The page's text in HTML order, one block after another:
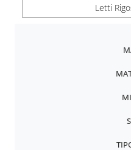
Letti